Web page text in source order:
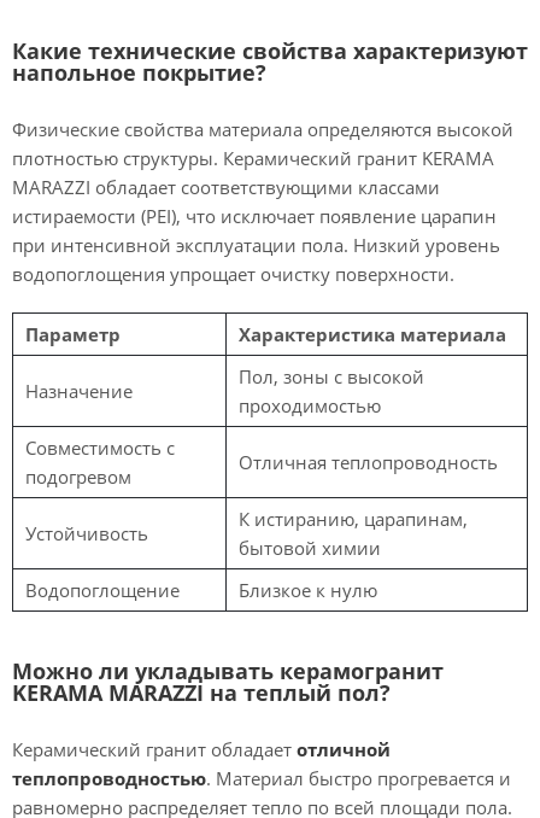
Какие технические свойства характеризуют
напольное покрытие?
Физические свойства материала определяются высокой
плотностью структуры. Керамический гранит KERAMA
MARAZZI обладает соответствующими классами
истираемости (PEI), что исключает появление царапин
при интенсивной эксплуатации пола. Низкий уровень
водопоглощения упрощает очистку поверхности.
Параметр Характеристика материала
Назначение
Пол, зоны с высокой
проходимостью
Совместимость с
подогревом
Отличная теплопроводность
Устойчивость
К истиранию, царапинам,
бытовой химии
Водопоглощение
Близкое к нулю
Можно ли укладывать керамогранит
KERAMA MARAZZI на теплый пол?
Керамический гранит обладает отличной
теплопроводностью. Материал быстро прогревается и
равномерно распределяет тепло по всей площади пола.